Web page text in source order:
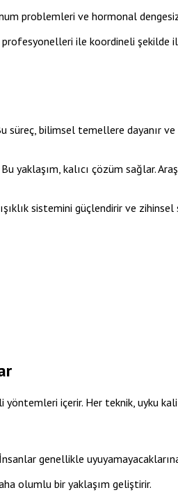
problemleri ve hormonal
profesyonelleri ile koordineli şekilde
süreç, bilimsel temellere dayanır
yaklaşım, kalıcı çözüm sağlar.
sistemini güçlendirir ve
içerir. Her teknik, uyku
genellikle
olumlu bir yaklaşım geliştirir.